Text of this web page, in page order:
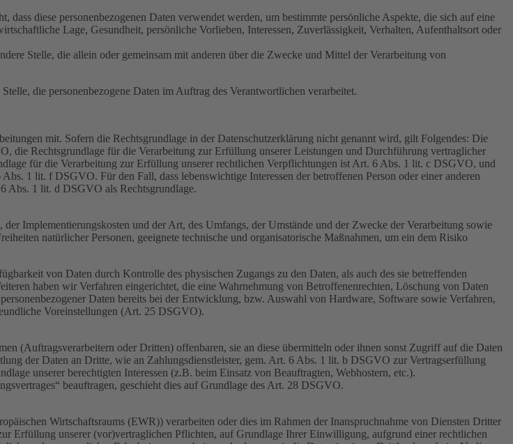
diese personenbezogenen Daten verwendet werden, um bestimmte persönliche Aspekte, die sich auf eine
Lage, Gesundheit, persönliche Vorlieben, Interessen, Zuverlässigkeit, Verhalten, Aufenthaltsort oder
Stelle, die allein oder gemeinsam mit anderen über die Zwecke und Mittel der Verarbeitung von
die personenbezogene Daten im Auftrag des Verantwortlichen verarbeitet.
mit. Sofern die Rechtsgrundlage in der Datenschutzerklärung nicht genannt wird, gilt Folgendes: Die
Rechtsgrundlage für die Verarbeitung zur Erfüllung unserer Leistungen und Durchführung vertraglicher
für die Verarbeitung zur Erfüllung unserer rechtlichen Verpflichtungen ist Art. 6 Abs. 1 lit. c DSGVO, und
1 lit. f DSGVO. Für den Fall, dass lebenswichtige Interessen der betroffenen Person oder einer anderen
Abs. 1 lit. d DSGVO als Rechtsgrundlage.
Implementierungskosten und der Art, des Umfangs, der Umstände und der Zwecke der Verarbeitung sowie
natürlicher Personen, geeignete technische und organisatorische Maßnahmen, um ein dem Risiko
von Daten durch Kontrolle des physischen Zugangs zu den Daten, als auch des sie betreffenden
haben wir Verfahren eingerichtet, die eine Wahrnehmung von Betroffenenrechten, Löschung von Daten
Daten bereits bei der Entwicklung, bzw. Auswahl von Hardware, Software sowie Verfahren,
Voreinstellungen (Art. 25 DSGVO).
(Auftragsverarbeitern oder Dritten) offenbaren, sie an diese übermitteln oder ihnen sonst Zugriff auf die Daten
der Daten an Dritte, wie an Zahlungsdienstleister, gem. Art. 6 Abs. 1 lit. b DSGVO zur Vertragserfüllung
unserer berechtigten Interessen (z.B. beim Einsatz von Beauftragten, Webhostern, etc.).
beauftragen, geschieht dies auf Grundlage des Art. 28 DSGVO.
Wirtschaftsraums (EWR)) verarbeiten oder dies im Rahmen der Inanspruchnahme von Diensten Dritter
Erfüllung unserer (vor)vertraglichen Pflichten, auf Grundlage Ihrer Einwilligung, aufgrund einer rechtlichen